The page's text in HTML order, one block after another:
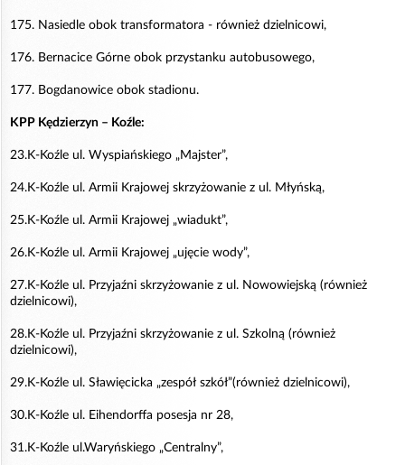
175. Nasiedle obok transformatora - również dzielnicowi,
176. Bernacice Górne obok przystanku autobusowego,
177. Bogdanowice obok stadionu.
KPP Kędzierzyn – Koźle:
23.K-Koźle ul. Wyspiańskiego „Majster”,
24.K-Koźle ul. Armii Krajowej skrzyżowanie z ul. Młyńską,
25.K-Koźle ul. Armii Krajowej „wiadukt”,
26.K-Koźle ul. Armii Krajowej „ujęcie wody”,
27.K-Koźle ul. Przyjaźni skrzyżowanie z ul. Nowowiejską (również
dzielnicowi),
28.K-Koźle ul. Przyjaźni skrzyżowanie z ul. Szkolną (również
dzielnicowi),
29.K-Koźle ul. Sławięcicka „zespół szkół”(również dzielnicowi),
30.K-Koźle ul. Eihendorffa posesja nr 28,
31.K-Koźle ul.Waryńskiego „Centralny”,